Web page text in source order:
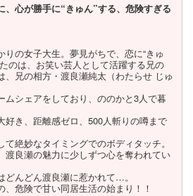
、敗北を経て謙虚さと覚悟を身につけて
道”。
中の心理戦の激しさを、人物の表情や
合中のシーンは圧巻です。
少年少女たちがどういった囲碁スタイ
次は誰と闘うのか！？気になりま
一度取り戻すことができるのか！？
！静かなる熱狂をご堪能ください。
、心が勝手に“きゅん”する、危険すぎる
の女子大生。夢見がちで、恋に“きゅ
のは、お笑い芸人として活躍する兄の
、兄の相方・渡良瀬純太（わたらせ じゅ
ムシェアをしており、ののかと3人で暮
好き、距離感ゼロ、500人斬りの噂まで
絶妙なタイミングでのボディタッチ。
渡良瀬の魅力に少しずつ心を奪われてい
どんどん渡良瀬に惹かれて…。
危険で甘い同居生活の始まり！！